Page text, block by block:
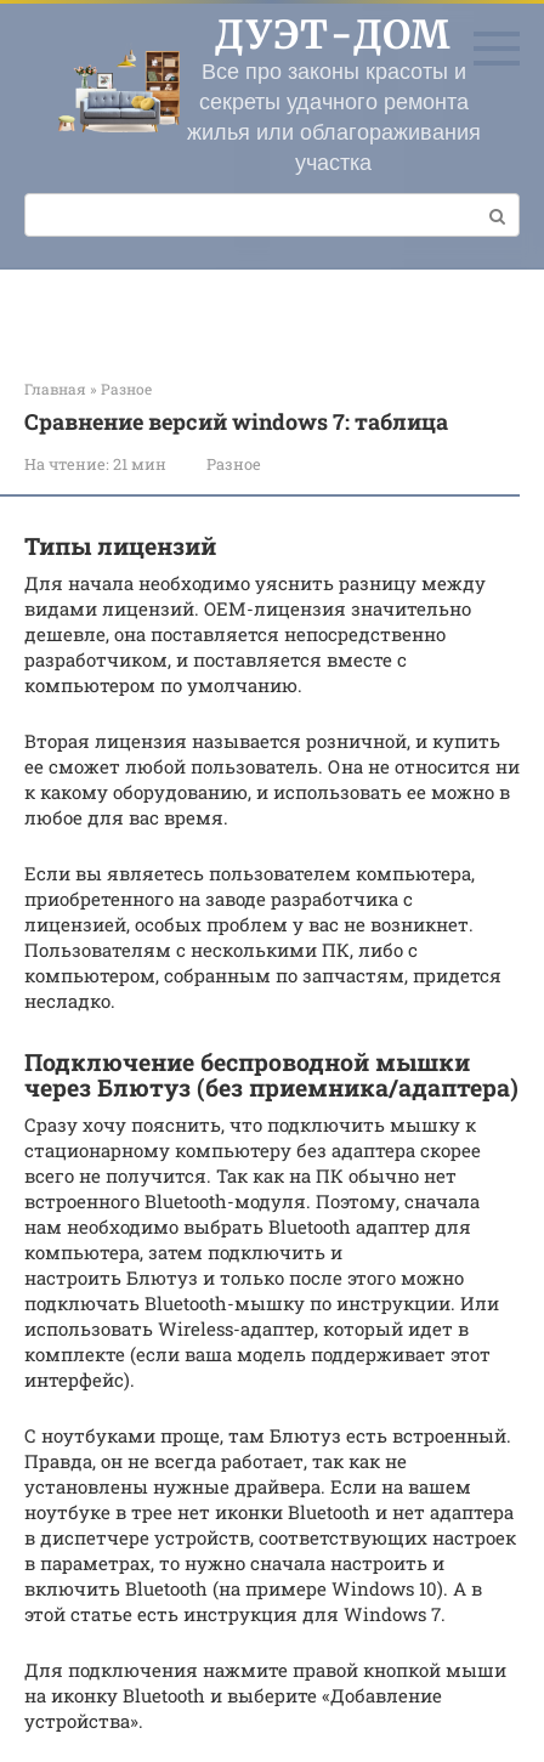
Перейти
контенту
ДУЭТ-ДОМ
Все про законы красоты и
секреты удачного ремонта
жилья или облагораживания
участка
Поиск:
Главная » Разное
Сравнение версий windows 7: таблица
На чтение: 21 мин Разное
Типы лицензий
Для начала необходимо уяснить разницу между
видами лицензий. OEM-лицензия значительно
дешевле, она поставляется непосредственно
разработчиком, и поставляется вместе с
компьютером по умолчанию.
Вторая лицензия называется розничной, и купить
ее сможет любой пользователь. Она не относится ни
к какому оборудованию, и использовать ее можно в
любое для вас время.
Если вы являетесь пользователем компьютера,
приобретенного на заводе разработчика с
лицензией, особых проблем у вас не возникнет.
Пользователям с несколькими ПК, либо с
компьютером, собранным по запчастям, придется
несладко.
Подключение беспроводной мышки
через Блютуз (без приемника/адаптера)
Сразу хочу пояснить, что подключить мышку к
стационарному компьютеру без адаптера скорее
всего не получится. Так как на ПК обычно нет
встроенного Bluetooth-модуля. Поэтому, сначала
нам необходимо выбрать Bluetooth адаптер для
компьютера, затем подключить и
настроить Блютуз и только после этого можно
подключать Bluetooth-мышку по инструкции. Или
использовать Wireless-адаптер, который идет в
комплекте (если ваша модель поддерживает этот
интерфейс).
С ноутбуками проще, там Блютуз есть встроенный.
Правда, он не всегда работает, так как не
установлены нужные драйвера. Если на вашем
ноутбуке в трее нет иконки Bluetooth и нет адаптера
в диспетчере устройств, соответствующих настроек
в параметрах, то нужно сначала настроить и
включить Bluetooth (на примере Windows 10). А в
этой статье есть инструкция для Windows 7.
Для подключения нажмите правой кнопкой мыши
на иконку Bluetooth и выберите «Добавление
устройства».